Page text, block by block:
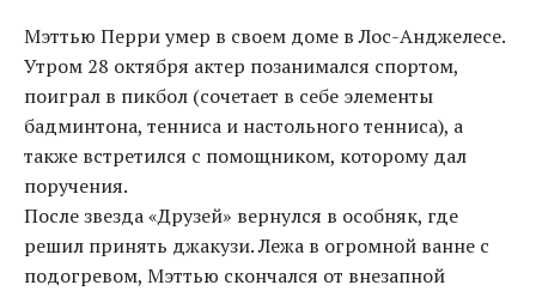
Мэттью Перри умер в своем доме в Лос-Анджелесе.
Утром 28 октября актер позанимался спортом,
поиграл в пикбол (сочетает в себе элементы
бадминтона, тенниса и настольного тенниса), а
также встретился с помощником, которому дал
поручения.
После звезда «Друзей» вернулся в особняк, где
решил принять джакузи. Лежа в огромной ванне с
подогревом, Мэттью скончался от внезапной